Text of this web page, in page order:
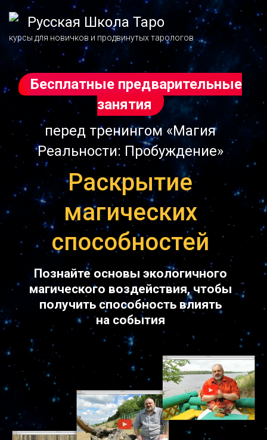
Русская Школа Таро
курсы для новичков и продвинутых тарологов
Бесплатные предварительные
занятия
перед тренингом «Магия
Реальности: Пробуждение»
Раскрытие
магических
способностей
Познайте основы экологичного
магического воздействия, чтобы
получить способность влиять
на события